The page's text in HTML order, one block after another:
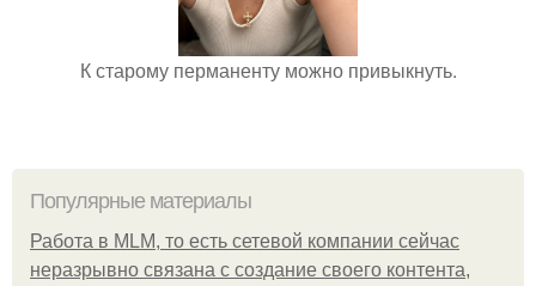
К старому перманенту можно привыкнуть.
Популярные материалы
Работа в MLM, то есть сетевой компании сейчас
неразрывно связана с создание своего контента,